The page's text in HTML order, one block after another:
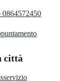
0864572450
città